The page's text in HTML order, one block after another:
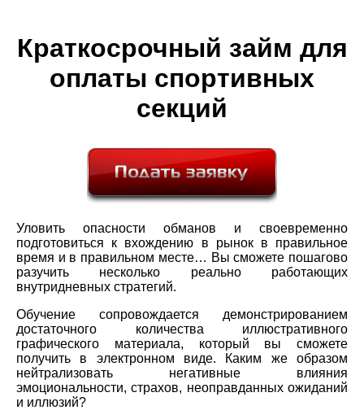
Краткосрочный займ для
оплаты спортивных
секций
Уловить опасности обманов и своевременно
подготовиться к вхождению в рынок в правильное
время и в правильном месте… Вы сможете пошагово
разучить несколько реально работающих
внутридневных стратегий.
Обучение сопровождается демонстрированием
достаточного количества иллюстративного
графического материала, который вы сможете
получить в электронном виде. Каким же образом
нейтрализовать негативные влияния
эмоциональности, страхов, неоправданных ожиданий
и иллюзий?